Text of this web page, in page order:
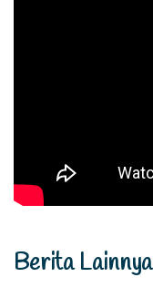
Berita Lainnya